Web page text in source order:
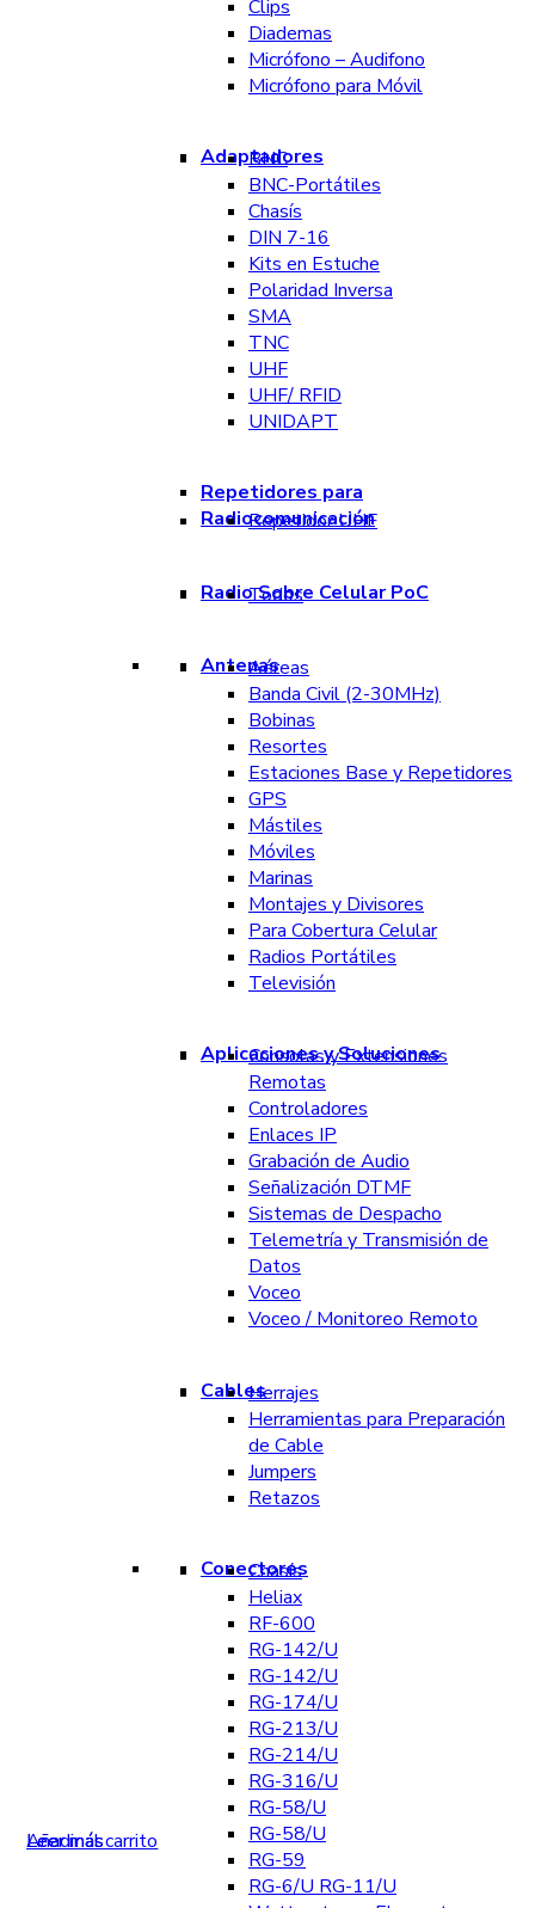
Clips
Diademas
Micrófono – Audifono
Micrófono para Móvil
Adaptadores
BNC
BNC-Portátiles
Chasís
DIN 7-16
Kits en Estuche
Polaridad Inversa
SMA
TNC
UHF
UHF/ RFID
UNIDAPT
Repetidores para
Radiocomunicación
Repetidor UHF
Radio Sobre Celular PoC
Todos
AntenasAéreas
Banda Civil (2-30MHz)
Bobinas
Resortes
Estaciones Base y Repetidores
GPS
Mástiles
Móviles
Marinas
Montajes y Divisores
Para Cobertura Celular
Radios Portátiles
Televisión
Aplicaciones y Soluciones
Consolas y Extensiones
Remotas
Controladores
Enlaces IP
Grabación de Audio
Señalización DTMF
Sistemas de Despacho
Telemetría y Transmisión de
Datos
Voceo
Voceo / Monitoreo Remoto
CablesHerrajes
Herramientas para Preparación
de Cable
Jumpers
Retazos
Conectores
Chasís
Heliax
RF-600
RG-142/U
RG-142/U
RG-174/U
RG-213/U
RG-214/U
RG-316/U
RG-58/U
RG-58/U
RG-59
RG-6/U RG-11/U
Añadir al carrito
Leer más
Leer más